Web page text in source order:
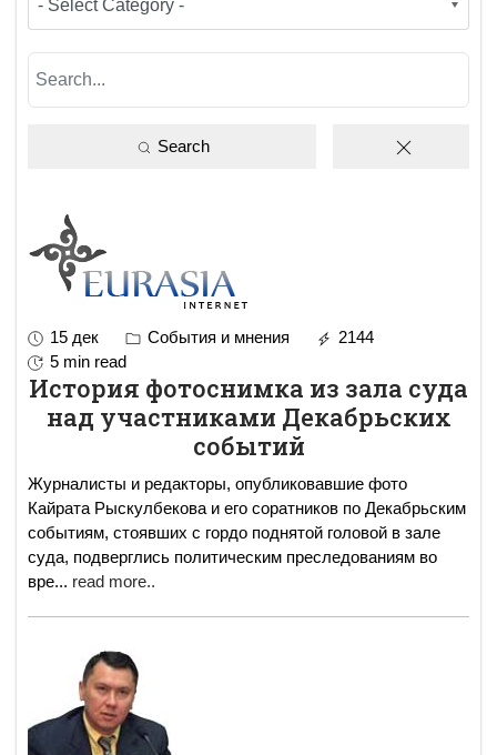
Search
15 дек События и мнения
2144
5 min read
История фотоснимка из зала суда
над участниками Декабрьских
событий
Журналисты и редакторы, опубликовавшие фото
Кайрата Рыскулбекова и его соратников по Декабрьским
событиям, стоявших с гордо поднятой головой в зале
суда, подверглись политическим преследованиям во
вре... read more..